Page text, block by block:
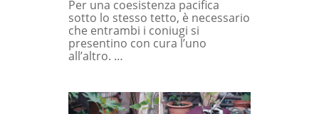
Per una coesistenza pacifica
sotto lo stesso tetto, è necessario
che entrambi i coniugi si
presentino con cura l’uno
all’altro. …